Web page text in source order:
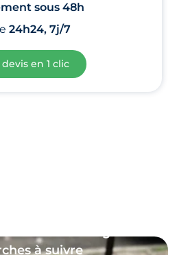
sous 48h
24h24, 7j/7
en 1 clic
de vélo ? Le guide
à suivre